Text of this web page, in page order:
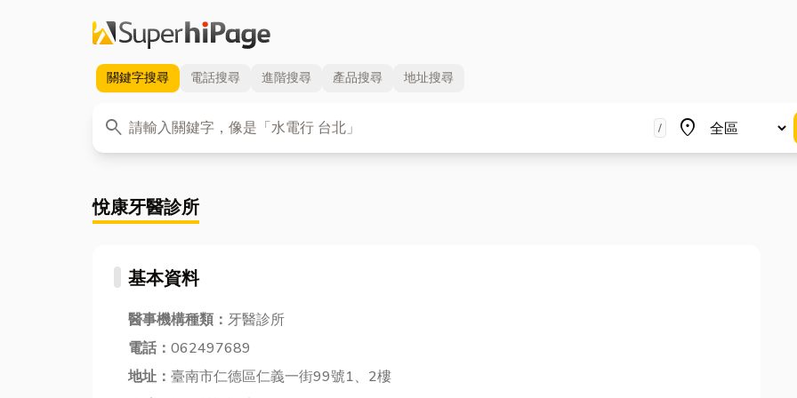
關鍵字搜尋 電話搜尋 進階搜尋 產品搜尋 地址搜尋
search
關鍵字 / place
地區
悅康牙醫診所
基本資料
醫事機構種類： 牙醫診所
電話： 062497689
地址： 臺南市仁德區仁義一街99號1、2樓